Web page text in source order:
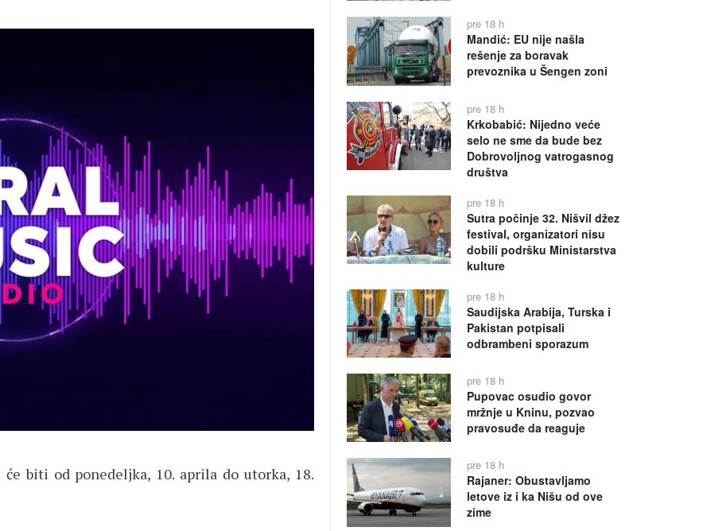
biti od ponedeljka, 10. aprila do utorka, 18.
pre 18 h
Mandić: EU nije našla
rešenje za boravak
prevoznika u Šengen zoni
pre 18 h
Krkobabić: Nijedno veće
selo ne sme da bude bez
Dobrovoljnog vatrogasnog
društva
pre 18 h
Sutra počinje 32. Nišvil džez
festival, organizatori nisu
dobili podršku Ministarstva
kulture
pre 18 h
Saudijska Arabija, Turska i
Pakistan potpisali
odbrambeni sporazum
pre 18 h
Pupovac osudio govor
mržnje u Kninu, pozvao
pravosuđe da reaguje
pre 18 h
Rajaner: Obustavljamo
letove iz i ka Nišu od ove
zime